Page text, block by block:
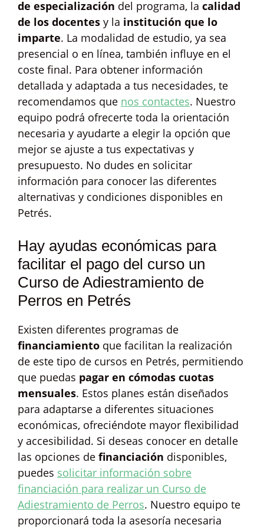
de especialización del programa, la calidad
de los docentes y la institución que lo
imparte. La modalidad de estudio, ya sea
presencial o en línea, también influye en el
coste final. Para obtener información
detallada y adaptada a tus necesidades, te
recomendamos que nos contactes. Nuestro
equipo podrá ofrecerte toda la orientación
necesaria y ayudarte a elegir la opción que
mejor se ajuste a tus expectativas y
presupuesto. No dudes en solicitar
información para conocer las diferentes
alternativas y condiciones disponibles en
Petrés.
Hay ayudas económicas para
facilitar el pago del curso un
Curso de Adiestramiento de
Perros en Petrés
Existen diferentes programas de
financiamiento que facilitan la realización
de este tipo de cursos en Petrés, permitiendo
que puedas pagar en cómodas cuotas
mensuales. Estos planes están diseñados
para adaptarse a diferentes situaciones
económicas, ofreciéndote mayor flexibilidad
y accesibilidad. Si deseas conocer en detalle
las opciones de financiación disponibles,
puedes solicitar información sobre
financiación para realizar un Curso de
Adiestramiento de Perros. Nuestro equipo te
proporcionará toda la asesoría necesaria